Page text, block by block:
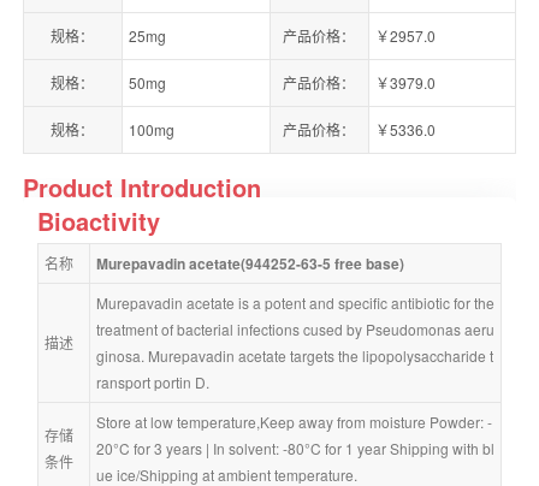
规格： 25mg 产品价格： ￥2957.0
规格： 50mg 产品价格： ￥3979.0
规格： 100mg 产品价格： ￥5336.0
Product Introduction
Bioactivity
名称 Murepavadin acetate(944252-63-5 free base)
描述
Murepavadin acetate is a potent and specific antibiotic for the
treatment of bacterial infections cused by Pseudomonas aeru
ginosa. Murepavadin acetate targets the lipopolysaccharide t
ransport portin D.
存储
条件
Store at low temperature,Keep away from moisture Powder: -
20°C for 3 years | In solvent: -80°C for 1 year Shipping with bl
ue ice/Shipping at ambient temperature.